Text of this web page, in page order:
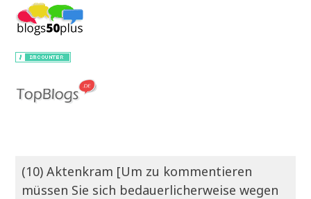
(10) Aktenkram [Um zu kommentieren
müssen Sie sich bedauerlicherweise wegen